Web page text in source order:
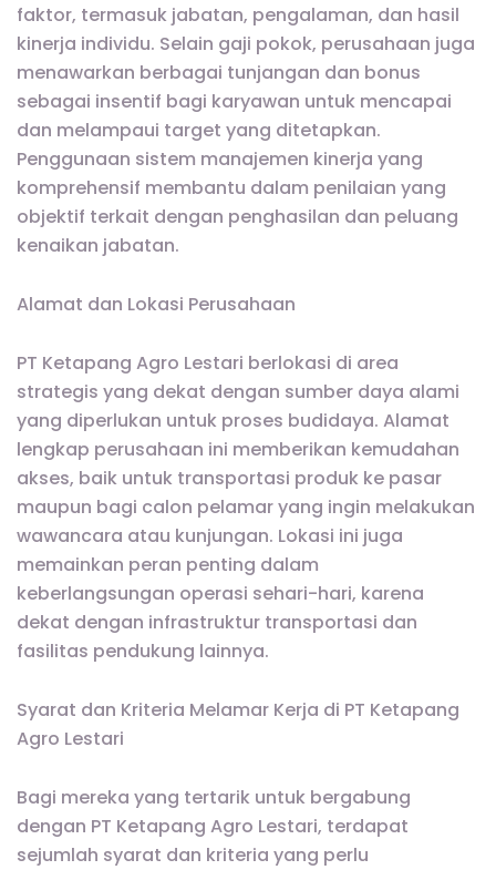
faktor, termasuk jabatan, pengalaman, dan hasil
kinerja individu. Selain gaji pokok, perusahaan juga
menawarkan berbagai tunjangan dan bonus
sebagai insentif bagi karyawan untuk mencapai
dan melampaui target yang ditetapkan.
Penggunaan sistem manajemen kinerja yang
komprehensif membantu dalam penilaian yang
objektif terkait dengan penghasilan dan peluang
kenaikan jabatan.
Alamat dan Lokasi Perusahaan
PT Ketapang Agro Lestari berlokasi di area
strategis yang dekat dengan sumber daya alami
yang diperlukan untuk proses budidaya. Alamat
lengkap perusahaan ini memberikan kemudahan
akses, baik untuk transportasi produk ke pasar
maupun bagi calon pelamar yang ingin melakukan
wawancara atau kunjungan. Lokasi ini juga
memainkan peran penting dalam
keberlangsungan operasi sehari-hari, karena
dekat dengan infrastruktur transportasi dan
fasilitas pendukung lainnya.
Syarat dan Kriteria Melamar Kerja di PT Ketapang
Agro Lestari
Bagi mereka yang tertarik untuk bergabung
dengan PT Ketapang Agro Lestari, terdapat
sejumlah syarat dan kriteria yang perlu